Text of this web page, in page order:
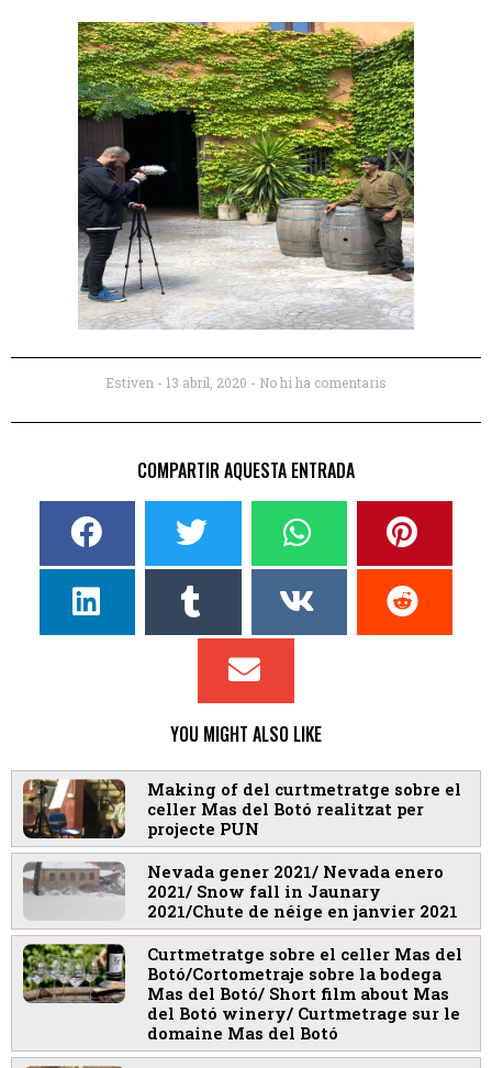
Estiven 13 abril, 2020 No hi ha comentaris
COMPARTIR AQUESTA ENTRADA
YOU MIGHT ALSO LIKE
Making of del curtmetratge sobre el
celler Mas del Botó realitzat per
projecte PUN
Nevada gener 2021/ Nevada enero
2021/ Snow fall in Jaunary
2021/Chute de néige en janvier 2021
Curtmetratge sobre el celler Mas del
Botó/Cortometraje sobre la bodega
Mas del Botó/ Short film about Mas
del Botó winery/ Curtmetrage sur le
domaine Mas del Botó